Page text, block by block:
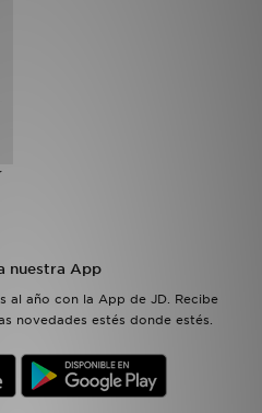
nuestra App
al año con la App de JD. Recibe
novedades estés donde estés.